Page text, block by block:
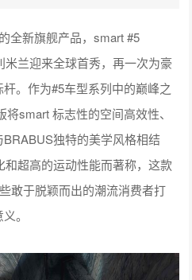
全新旗舰产品，smart #5
兰迎来全球首秀，再一次为豪
。作为#5车型系列中的巅峰之
smart 标志性的空间高效性、
独特的美学风格相结
超高的运动性能而著称，这款
敢于脱颖而出的潮流消费者打
。